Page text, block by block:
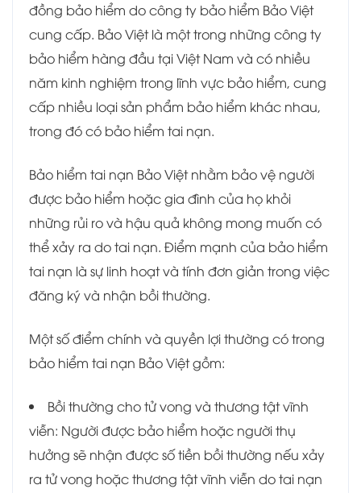
đồng bảo hiểm do công ty bảo hiểm Bảo Việt
cung cấp. Bảo Việt là một trong những công ty
bảo hiểm hàng đầu tại Việt Nam và có nhiều
năm kinh nghiệm trong lĩnh vực bảo hiểm, cung
cấp nhiều loại sản phẩm bảo hiểm khác nhau,
trong đó có bảo hiểm tai nạn.
Bảo hiểm tai nạn Bảo Việt nhằm bảo vệ người
được bảo hiểm hoặc gia đình của họ khỏi
những rủi ro và hậu quả không mong muốn có
thể xảy ra do tai nạn. Điểm mạnh của bảo hiểm
tai nạn là sự linh hoạt và tính đơn giản trong việc
đăng ký và nhận bồi thường.
Một số điểm chính và quyền lợi thường có trong
bảo hiểm tai nạn Bảo Việt gồm:
Bồi thường cho tử vong và thương tật vĩnh
viễn: Người được bảo hiểm hoặc người thụ
hưởng sẽ nhận được số tiền bồi thường nếu xảy
ra tử vong hoặc thương tật vĩnh viễn do tai nạn